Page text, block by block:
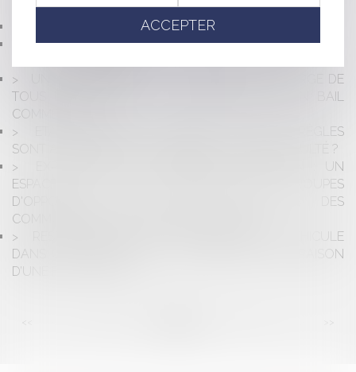
PRESCRIPTION DE L’ACTION DE LA BANQUE
LE DEVOIR D’INFORMATION DANS LES CONTRATS
LE SORT DES PIÈCES PÉNALES ANNULÉES OU
UN BAILLEUR PEUT-IL TRANSFÉRER LA CHARGE DE
TOUS LES TRAVAUX AU LOCATAIRE DANS UN BAIL
COMMERCIAL ?
ETAT D'URGENCE SANITAIRE : QUELLES RÈGLES
SONT APPLICABLES AUX ENTREPRISES EN DIFFICULTÉ ?
EXPRESSION DES GROUPES D'OPPOSITION : UN
ESPACE DOIT ÊTRE RÉSERVÉ AUX GROUPES
D'OPPOSITION DANS LES PUBLICATIONS DES
COMMUNES DE 1000 HABITANTS ET PLUS
RESPONSABILITÉ D’UN PROPRIÉTAIRE DE VÉHICULE
DANS UN ACCIDENT DE LA CIRCULATION EN RAISON
D’UNE FUITE D’HUILE
ACCEPTER